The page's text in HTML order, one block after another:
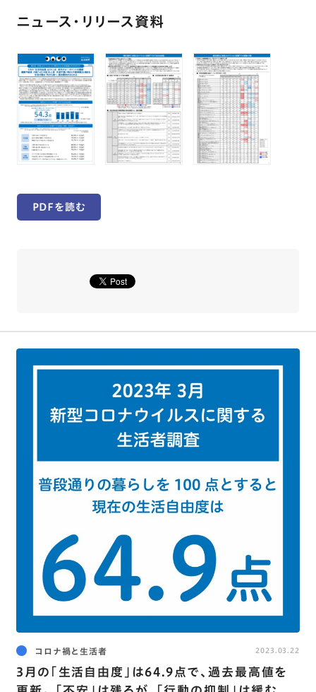
ニュース・リリース資料
PDFを読む
コロナ禍と生活者
3月の｢生活自由度｣は64.9点で､過去最高値を
2023.03.22